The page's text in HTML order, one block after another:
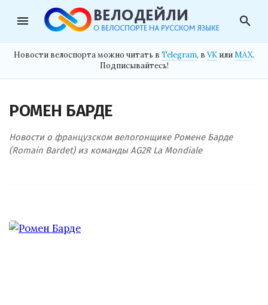
menu search
Новости велоспорта можно читать в Telegram, в VK илиMAX.
Подписывайтесь!
РОМЕН БАРДЕ
Новости о французском велогонщике Ромене Барде
(Romain Bardet) из команды AG2R La Mondiale